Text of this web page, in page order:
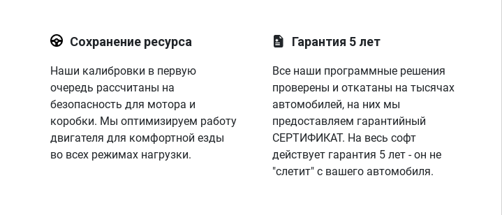
Сохранение ресурса
Наши калибровки в первую
очередь рассчитаны на
безопасность для мотора и
коробки. Мы оптимизируем работу
двигателя для комфортной езды
во всех режимах нагрузки.
Гарантия 5 лет
Все наши программные решения
проверены и откатаны на тысячах
автомобилей, на них мы
предоставляем гарантийный
СЕРТИФИКАТ. На весь софт
действует гарантия 5 лет - он не
"слетит" с вашего автомобиля.